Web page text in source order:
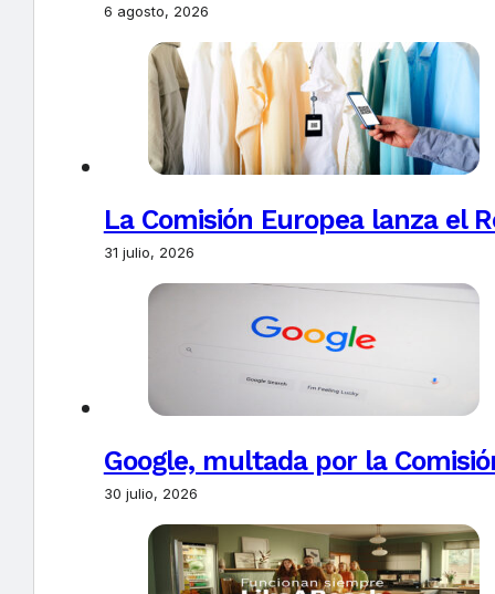
6 agosto, 2026
La Comisión Europea lanza el
31 julio, 2026
Google, multada por la
30 julio, 2026